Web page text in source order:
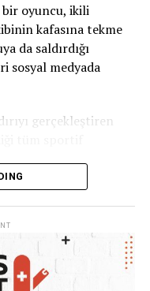
bir oyuncu, ikili
kafasına tekme
da saldırdığı
medyada
gerçekleştiren
başlattı.